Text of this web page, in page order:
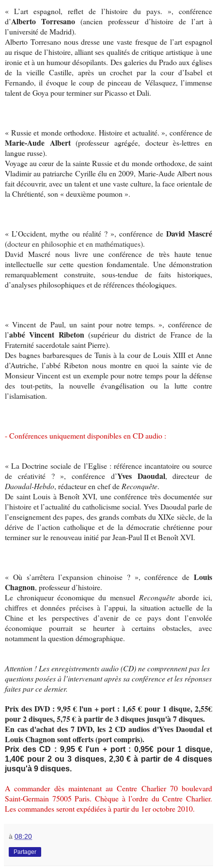
« L’art espagnol, reflet de l’histoire du pays. », conférence
d’Alberto Torresano (ancien professeur d’histoire de l’art à
l’université de Madrid).
Alberto Torresano nous dresse une vaste fresque de l’art espagnol
au risque de l’histoire, alliant ses qualités de critique artistique à une
ironie et à un humour désopilants. Des galeries du Prado aux églises
de la vieille Castille, après un crochet par la cour d’Isabel et
Fernando, il évoque le coup de pinceau de Vélasquez, l’immense
talent de Goya pour terminer sur Picasso et Dali.
« Russie et monde orthodoxe. Histoire et actualité. », conférence de
Marie-Aude Albert(professeur agrégée, docteur ès-lettres en
langue russe).
Voyage au cœur de la sainte Russie et du monde orthodoxe, de saint
Vladimir au patriarche Cyrille élu en 2009, Marie-Aude Albert nous
fait découvrir, avec un talent et une vaste culture, la face orientale de
la Chrétienté, son « deuxième poumon ».
« L’Occident, mythe ou réalité ? », conférence de David Mascré
(docteur en philosophie et en mathématiques).
David Mascré nous livre une conférence de très haute tenue
intellectuelle sur cette question fondamentale. Une démonstration
remarquablement construite, sous-tendue de faits historiques,
d’analyses philosophiques et de références théologiques.
« Vincent de Paul, un saint pour notre temps. », conférence de
l’abbé Vincent Ribeton (supérieur du district de France dela
Fraternitésacerdotale saint Pierre).
Des bagnes barbaresques de Tunis à la cour de Louis XIII et Anne
d’Autriche, l’abbé Ribeton nous montre en quoi la sainte vie de
Monsieur Vincent est un exemple pour notre temps pour la défense
des tout-petits, la nouvelle évangélisation ou la lutte contre
l’islamisation.
- Conférences uniquement disponibles en CD audio :
«La Doctrine sociale de l’Eglise : référence incantatoire ou source
de créativité ? », conférence d’Yves Daoudal, directeur de
Daoudal-Hebdo, rédacteur en chef de Reconquête.
De saint Louis à Benoît XVI, une conférence très documentée sur
l’histoire et l’actualité du catholicisme social. Yves Daoudal parle de
l’enseignement des papes, des grands combats du XIXe siècle, de la
dérive de l’action catholique et de la démocratie chrétienne pour
terminer sur le renouveau initié par Jean-Paul II et Benoît XVI.
« Où s’arrêtera l’expansion chinoise ? », conférence de Louis
Chagnon, professeur d’histoire.
Le chroniqueur économique du mensuel Reconquêteaborde ici,
chiffres et données précises à l’appui, la situation actuelle de la
Chine et les perspectives d’avenir de ce pays dont l’envolée
économique pourrait se heurter à certains obstacles, avec
notamment la question démographique.
Attention ! Les enregistrements audio (CD) ne comprennent pas les
questions posées à l’intervenant après sa conférence et les réponses
faites par ce dernier.
Prix des DVD : 9,95 € l'un + port : 1,65 € pour 1 disque, 2,55€
pour 2 disques, 5,75 € à partir de 3 disques jusqu'à 7 disques.
En cas d'achat des 7 DVD, les 2 CD audios d'Yves Daoudal et
Louis Chagnon sont offerts (port compris).
Prix des CD : 9,95 € l'un + port : 0,95€ pour 1 disque,
1,40€ pour 2 ou 3 disques, 2,30 € à partir de 4 disques
jusqu'à 9 disques.
A commander dès maintenant au Centre Charlier 70 boulevard
Saint-Germain 75005 Paris. Chèque à l’ordre du Centre Charlier.
Les commandes seront expédiées à partir du 1er octobre 2010.
à 08:20
Partager